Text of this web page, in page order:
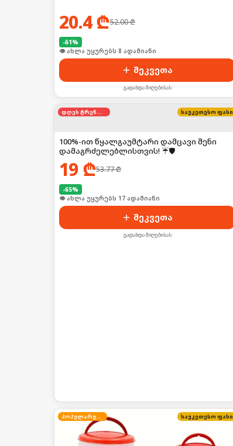
20.4₾52.00₾
-61%
🛒 ბოლო 24სთ-ში იყიდა 12-მა
შეკვეთა
გადახდა მიღებისას
დღეს ტრენდში საუკეთესო ფასი
100%-ით წყალგაუმტარი დამცავი შენი
დამაგრძელებლისთვის! ☔🛡️
19₾53.77₾
-65%
🛒 ბოლო 24სთ-ში იყიდა 27-მა
შეკვეთა
გადახდა მიღებისას
პოპულარული საუკეთესო ფასი